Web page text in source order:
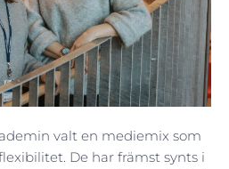
valt en mediemix som
De har främst synts i